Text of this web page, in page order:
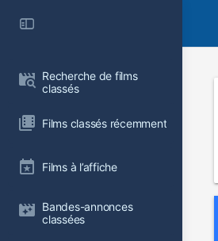
Recherche de films
classés
Films classés récemment
Films à l’affiche
Bandes-annonces
classées